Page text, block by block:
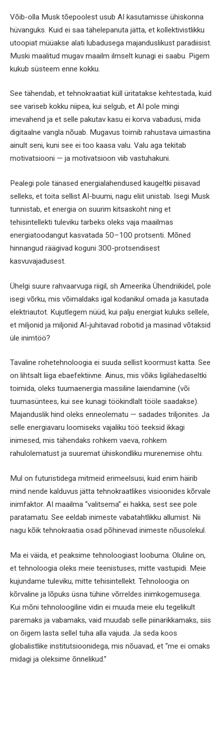
Võib-olla Musk tõepoolest usub AI kasutamisse ühiskonna
hüvanguks. Kuid ei saa tähelepanuta jätta, et kollektivistlikku
utoopiat müüakse alati lubadusega majanduslikust paradiisist.
Muski maalitud mugav maailm ilmselt kunagi ei saabu. Pigem
kukub süsteem enne kokku.
See tähendab, et tehnokraatiat küll üritatakse kehtestada, kuid
see variseb kokku niipea, kui selgub, et AI pole mingi
imevahend ja et selle pakutav kasu ei korva vabadusi, mida
digitaalne vangla nõuab. Mugavus toimib rahustava uimastina
ainult seni, kuni see ei too kaasa valu. Valu aga tekitab
motivatsiooni — ja motivatsioon viib vastuhakuni.
Pealegi pole tänased energialahendused kaugeltki piisavad
selleks, et toita sellist AI-buumi, nagu eliit unistab. Isegi Musk
tunnistab, et energia on suurim kitsaskoht ning et
tehisintellekti tuleviku tarbeks oleks vaja maailmas
energiatoodangut kasvatada 50–100 protsenti. Mõned
hinnangud räägivad koguni 300-protsendisest
kasvuvajadusest.
Ühelgi suure rahvaarvuga riigil, sh Ameerika Ühendriikidel, pole
isegi võrku, mis võimaldaks igal kodanikul omada ja kasutada
elektriautot. Kujutlegem nüüd, kui palju energiat kuluks sellele,
et miljonid ja miljonid AI-juhitavad robotid ja masinad võtaksid
üle inimtöö?
Tavaline rohetehnoloogia ei suuda sellist koormust katta. See
on lihtsalt liiga ebaefektiivne. Ainus, mis võiks ligilähedaseltki
toimida, oleks tuumaenergia massiline laiendamine (või
tuumasüntees, kui see kunagi töökindlalt tööle saadakse).
Majanduslik hind oleks enneolematu — sadades triljonites. Ja
selle energiavaru loomiseks vajaliku töö teeksid ikkagi
inimesed, mis tähendaks rohkem vaeva, rohkem
rahulolematust ja suuremat ühiskondliku murenemise ohtu.
Mul on futuristidega mitmeid erimeelsusi, kuid enim häirib
mind nende kalduvus jätta tehnokraatlikes visioonides kõrvale
inimfaktor. AI maailma “valitsema” ei hakka, sest see pole
paratamatu. See eeldab inimeste vabatahtlikku allumist. Nii
nagu kõik tehnokraatia osad põhinevad inimeste nõusolekul.
Ma ei väida, et peaksime tehnoloogiast loobuma. Oluline on,
et tehnoloogia oleks meie teenistuses, mitte vastupidi. Meie
kujundame tuleviku, mitte tehisintellekt. Tehnoloogia on
kõrvaline ja lõpuks üsna tühine võrreldes inimkogemusega.
Kui mõni tehnoloogiline vidin ei muuda meie elu tegelikult
paremaks ja vabamaks, vaid muudab selle piinarikkamaks, siis
on õigem lasta sellel tuha alla vajuda. Ja seda koos
globalistlike institutsioonidega, mis nõuavad, et “me ei omaks
midagi ja oleksime õnnelikud.”